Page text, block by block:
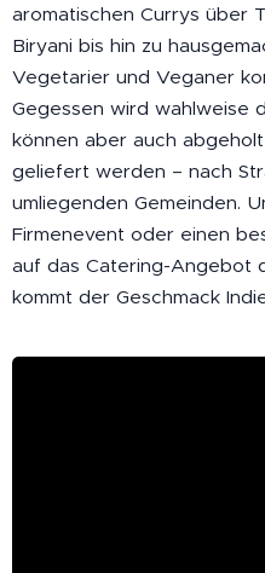
aromatischen Currys über
Biryani bis hin zu
Vegetarier und Veganer
Gegessen wird wahlweise
können aber auch
geliefert werden – nach
umliegenden Gemeinden.
Firmenevent oder einen
auf das Catering-Angebot
kommt der Geschmack